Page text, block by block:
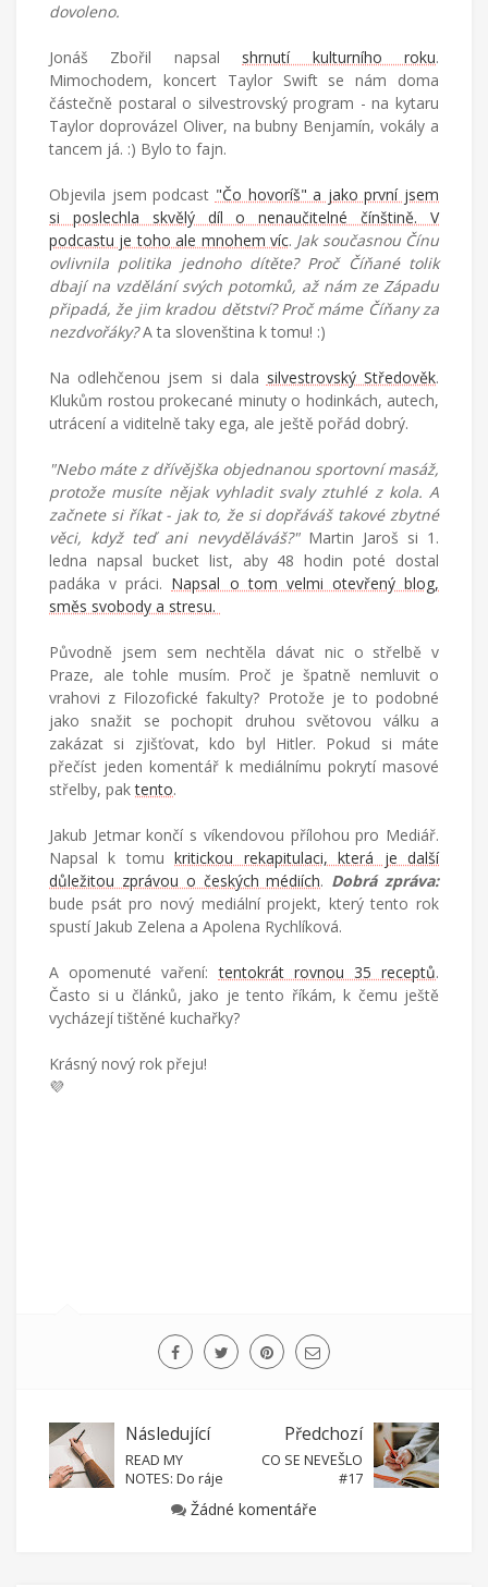
dovoleno.
Jonáš Zbořil napsal shrnutí kulturního roku.
Mimochodem, koncert Taylor Swift se nám doma
částečně postaral o silvestrovský program - na kytaru
Taylor doprovázel Oliver, na bubny Benjamín, vokály a
tancem já. :) Bylo to fajn.
Objevila jsem podcast "Čo hovoríš" a jako první jsem
si poslechla skvělý díl o nenaučitelné čínštině. V
podcastu je toho ale mnohem víc. Jak současnou Čínu
ovlivnila politika jednoho dítěte? Proč Číňané tolik
dbají na vzdělání svých potomků, až nám ze Západu
připadá, že jim kradou dětství? Proč máme Číňany za
nezdvořáky?A ta slovenština k tomu! :)
Na odlehčenou jsem si dala silvestrovský Středověk.
Klukům rostou prokecané minuty o hodinkách, autech,
utrácení a viditelně taky ega, ale ještě pořád dobrý.
"Nebo máte z dřívějška objednanou sportovní masáž,
protože musíte nějak vyhladit svaly ztuhlé z kola. A
začnete si říkat - jak to, že si dopřáváš takové zbytné
věci, když teď ani nevyděláváš?"Martin Jaroš si 1.
ledna napsal bucket list, aby 48 hodin poté dostal
padáka v práci. Napsal o tom velmi otevřený blog,
směs svobody a stresu.
Původně jsem sem nechtěla dávat nic o střelbě v
Praze, ale tohle musím. Proč je špatně nemluvit o
vrahovi z Filozofické fakulty? Protože je to podobné
jako snažit se pochopit druhou světovou válku a
zakázat si zjišťovat, kdo byl Hitler. Pokud si máte
přečíst jeden komentář k mediálnímu pokrytí masové
střelby, paktento.
Jakub Jetmar končí s víkendovou přílohou pro Mediář.
Napsal k tomukritickou rekapitulaci, která je další
důležitou zprávou o českých médiích. Dobrá zpráva:
bude psát pro nový mediální projekt, který tento rok
spustí Jakub Zelena a Apolena Rychlíková.
A opomenuté vaření:tentokrát rovnou 35 receptů.
Často si u článků, jako je tento říkám, k čemu ještě
vycházejí tištěné kuchařky?
Krásný nový rok přeju!
💜
Následující
READ MY
NOTES: Do ráje
Předchozí
CO SE NEVEŠLO
#17
Žádné komentáře